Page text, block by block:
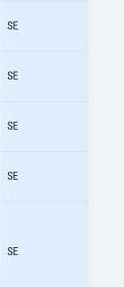
SE
SE
SE
SE
SE